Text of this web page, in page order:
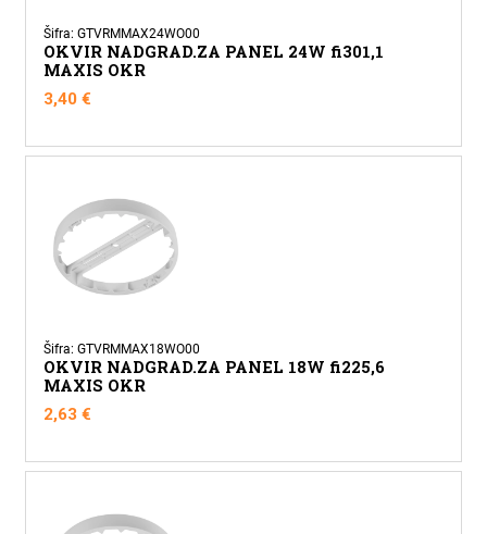
Šifra: GTVRMMAX24WO00
OKVIR NADGRAD.ZA PANEL 24W fi301,1
MAXIS OKR
3,40€
Šifra: GTVRMMAX18WO00
OKVIR NADGRAD.ZA PANEL 18W fi225,6
MAXIS OKR
2,63€